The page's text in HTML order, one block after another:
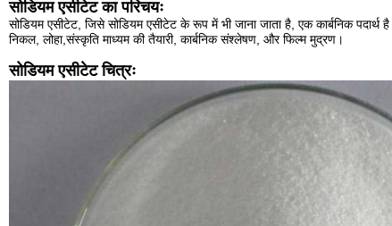
सोडियम एसीटेट का परिचयः
सोडियम एसीटेट, जिसे सोडियम एसीटेट के रूप में भी जाना जाता है, एक कार्बनिक
निकल, लोहा,संस्कृति माध्यम की तैयारी, कार्बनिक संश्लेषण, और फिल्म मुद्रण।
सोडियम एसीटेट चित्रः